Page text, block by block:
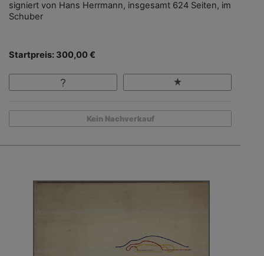
signiert von Hans Herrmann, insgesamt 624 Seiten, im
Schuber
Startpreis: 300,00 €
Kein Nachverkauf